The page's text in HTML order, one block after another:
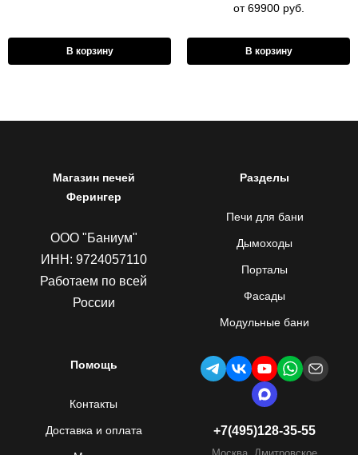
В корзину
от 69900 руб.
В корзину
Магазин печей
Ферингер
ООО "Баниум"
ИНН: 9724057110
Работаем по всей
России
Разделы
Печи для бани
Дымоходы
Порталы
Фасады
Модульные бани
Помощь
Контакты
Доставка и оплата +7(495)128-35-55